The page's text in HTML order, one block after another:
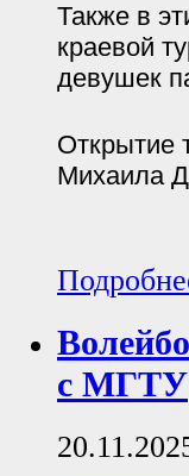
Также в
краевой
девушек
Открытие
Михаила
с МГТУ